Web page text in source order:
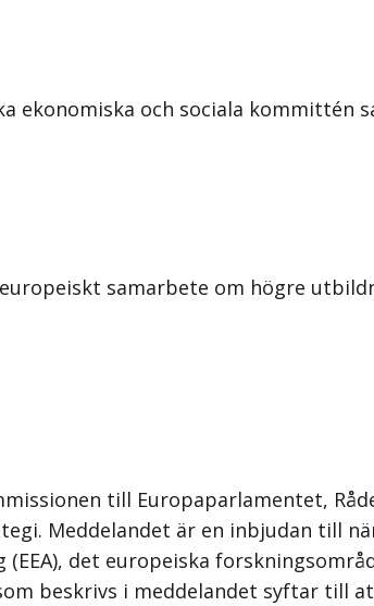
ekonomiska och sociala kommittén
samarbete om högre
till Europaparlamentet,
Meddelandet är en inbjudan till
det europeiska
beskrivs i meddelandet syftar till